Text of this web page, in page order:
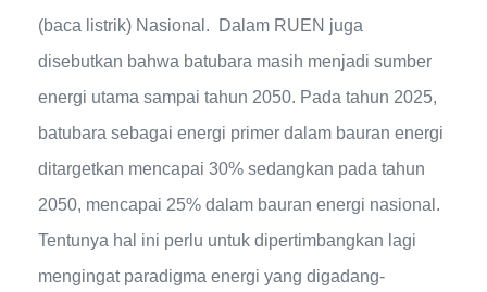
(baca listrik) Nasional. Dalam RUEN juga
disebutkan bahwa batubara masih menjadi sumber
energi utama sampai tahun 2050. Pada tahun 2025,
batubara sebagai energi primer dalam bauran energi
ditargetkan mencapai 30% sedangkan pada tahun
2050, mencapai 25% dalam bauran energi nasional.
Tentunya hal ini perlu untuk dipertimbangkan lagi
mengingat paradigma energi yang digadang-